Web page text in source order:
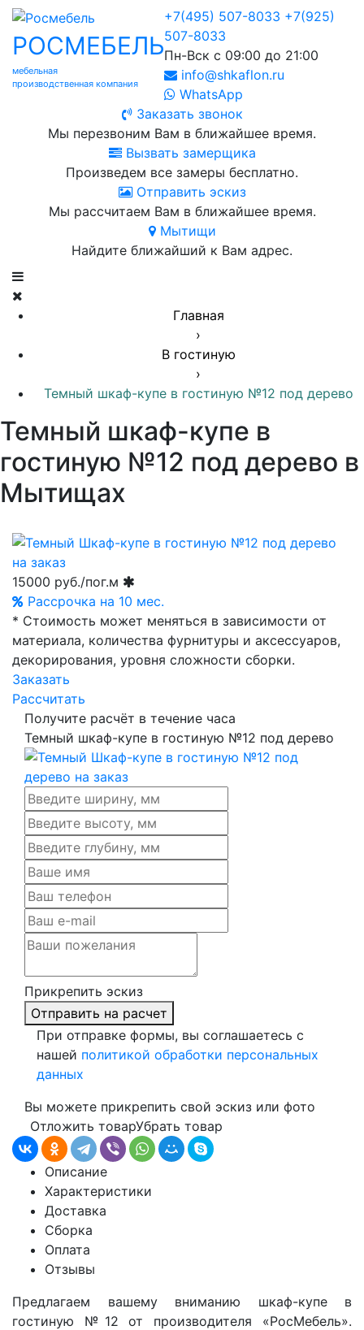
РОСМЕБЕЛЬ
мебельная
производственная компания
+7(495) 507-8033 +7(925)
507-8033
Пн-Вск с 09:00 до 21:00
info@shkaflon.ru
WhatsApp
Заказать звонок
Мы перезвоним Вам в ближайшее время.
Вызвать замерщика
Произведем все замеры бесплатно.
Отправить эскиз
Мы рассчитаем Вам в ближайшее время.
Мытищи
Найдите ближайший к Вам адрес.
Главная
›
В гостиную
›
Темный шкаф-купе в гостиную №12 под дерево
Темный шкаф-купе в
гостиную №12 под дерево в
Мытищах
15000 руб./пог.м
Рассрочка на 10 мес.
* Стоимость может меняться в зависимости от
материала, количества фурнитуры и аксессуаров,
декорирования, уровня сложности сборки.
Заказать
Рассчитать
Получите расчёт в течение часа
Темный шкаф-купе в гостиную №12 под дерево
Прикрепить эскиз
Отправить на расчет
При отправке формы, вы соглашаетесь с
нашей политикой обработки персональных
данных
Вы можете прикрепить свой эскиз или фото
Отложить товарУбрать товар
Описание
Характеристики
Доставка
Сборка
Оплата
Отзывы
Предлагаем вашему вниманию шкаф-купе в
гостиную №12 от производителя «РосМебель».